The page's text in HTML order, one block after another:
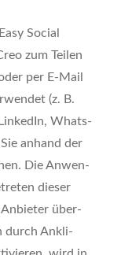
Social
zum Tei­len
per E‑Mail
(z. B.
Whats­
anhand der
Die Anwen­
die­ser
Anbie­ter über­
durch Ankli­